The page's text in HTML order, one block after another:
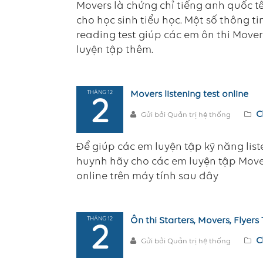
Movers là chứng chỉ tiếng anh quốc
cho học sinh tiểu học. Một số thông
reading test giúp các em ôn thi
luyện tập thêm.
THÁNG 12
2
Movers listening test online
Gửi bởi Quản trị hệ thống
Để giúp các em luyện tập kỹ năng
huynh hãy cho các em luyện tập
online trên máy tính sau đây
THÁNG 12
2
Ôn thi Starters, Movers,
Gửi bởi Quản trị hệ thống